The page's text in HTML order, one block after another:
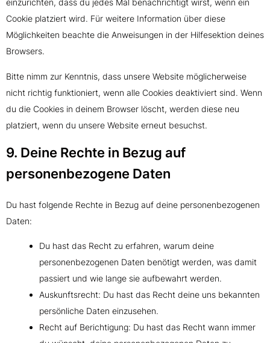
einzurichten, dass du jedes Mal benachrichtigt wirst, wenn ein
Cookie platziert wird. Für weitere Information über diese
Möglichkeiten beachte die Anweisungen in der Hilfesektion deines
Browsers.
Bitte nimm zur Kenntnis, dass unsere Website möglicherweise
nicht richtig funktioniert, wenn alle Cookies deaktiviert sind. Wenn
du die Cookies in deinem Browser löscht, werden diese neu
platziert, wenn du unsere Website erneut besuchst.
9. Deine Rechte in Bezug auf
personenbezogene Daten
Du hast folgende Rechte in Bezug auf deine personenbezogenen
Daten:
Du hast das Recht zu erfahren, warum deine
personenbezogenen Daten benötigt werden, was damit
passiert und wie lange sie aufbewahrt werden.
Auskunftsrecht: Du hast das Recht deine uns bekannten
persönliche Daten einzusehen.
Recht auf Berichtigung: Du hast das Recht wann immer